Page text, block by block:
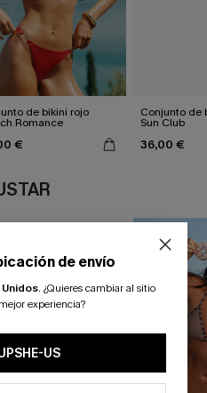
de bikini rojo
Romance
€
Conjunto de
Sun Club
36,00 €
de envío
. ¿Quieres cambiar al sitio
experiencia?
US